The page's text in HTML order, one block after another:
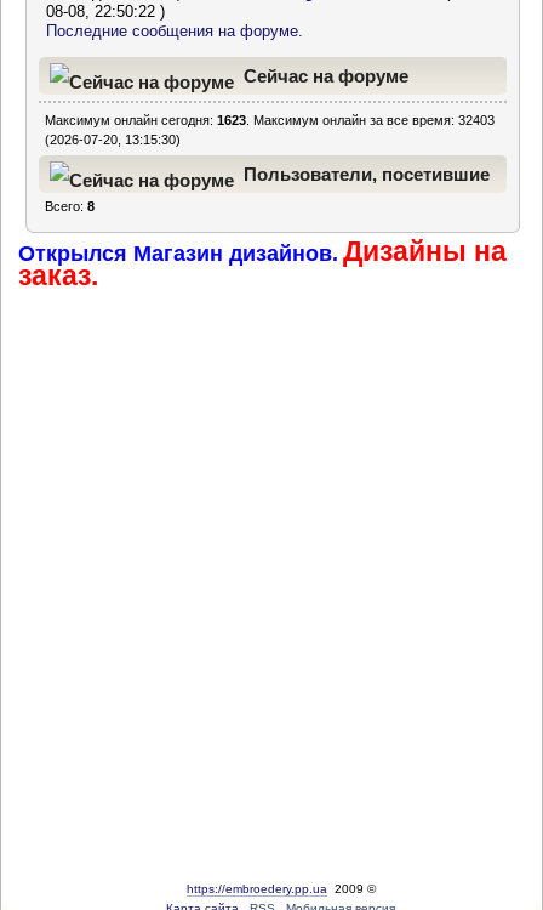
08-08, 22:50:22 )
Последние сообщения на форуме.
Сейчас на форуме
Максимум онлайн сегодня:1623 . Максимум онлайн за все время: 32403
(2026-07-20, 13:15:30)
Пользователи, посетившие
часа
Всего:8
Открылся Магазин дизайнов. Дизайны на
заказ.
https://embroedery.pp.ua 2009 ©